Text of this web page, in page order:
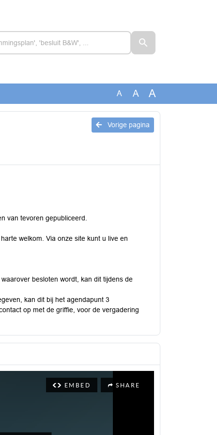
A A A
Vorige pagina
van tevoren gepubliceerd.
welkom. Via onze site kunt u live en
besloten wordt, kan dit tijdens de
kan dit bij het agendapunt 3
op met de griffie, voor de vergadering